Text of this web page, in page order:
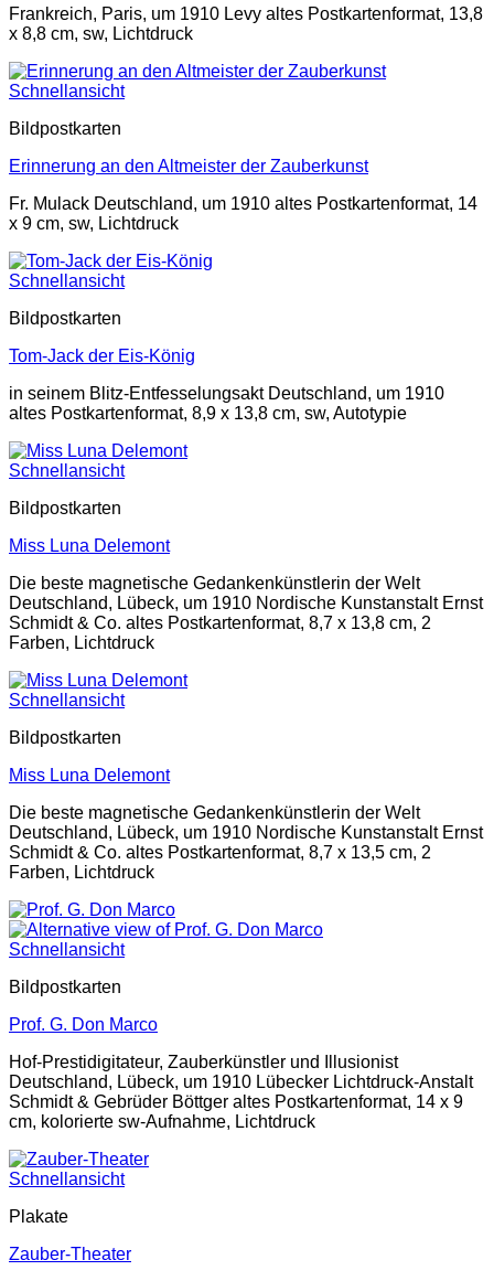
Frankreich, Paris, um 1910 Levy altes Postkartenformat, 13,8
x 8,8 cm, sw, Lichtdruck
Schnellansicht
Bildpostkarten
Erinnerung an den Altmeister der Zauberkunst
Fr. Mulack Deutschland, um 1910 altes Postkartenformat, 14
x 9 cm, sw, Lichtdruck
Schnellansicht
Bildpostkarten
Tom-Jack der Eis-König
in seinem Blitz-Entfesselungsakt Deutschland, um 1910
altes Postkartenformat, 8,9 x 13,8 cm, sw, Autotypie
Schnellansicht
Bildpostkarten
Miss Luna Delemont
Die beste magnetische Gedankenkünstlerin der Welt
Deutschland, Lübeck, um 1910 Nordische Kunstanstalt Ernst
Schmidt & Co. altes Postkartenformat, 8,7 x 13,8 cm, 2
Farben, Lichtdruck
Schnellansicht
Bildpostkarten
Miss Luna Delemont
Die beste magnetische Gedankenkünstlerin der Welt
Deutschland, Lübeck, um 1910 Nordische Kunstanstalt Ernst
Schmidt & Co. altes Postkartenformat, 8,7 x 13,5 cm, 2
Farben, Lichtdruck
Schnellansicht
Bildpostkarten
Prof. G. Don Marco
Hof-Prestidigitateur, Zauberkünstler und Illusionist
Deutschland, Lübeck, um 1910 Lübecker Lichtdruck-Anstalt
Schmidt & Gebrüder Böttger altes Postkartenformat, 14 x 9
cm, kolorierte sw-Aufnahme, Lichtdruck
Schnellansicht
Plakate
Zauber-Theater